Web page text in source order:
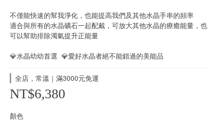
不僅能快速的幫我淨化，也能提高我們及其他水晶手串的頻率
適合與所有的水晶礦石一起配戴，可放大其他水晶的療癒能量，也
可以幫助排除濁氣提升正能量
💎水晶幼幼首選  💎愛好水晶者絕不能錯過的美能品
全店，常溫｜滿3000元免運
NT$6,380
顏色